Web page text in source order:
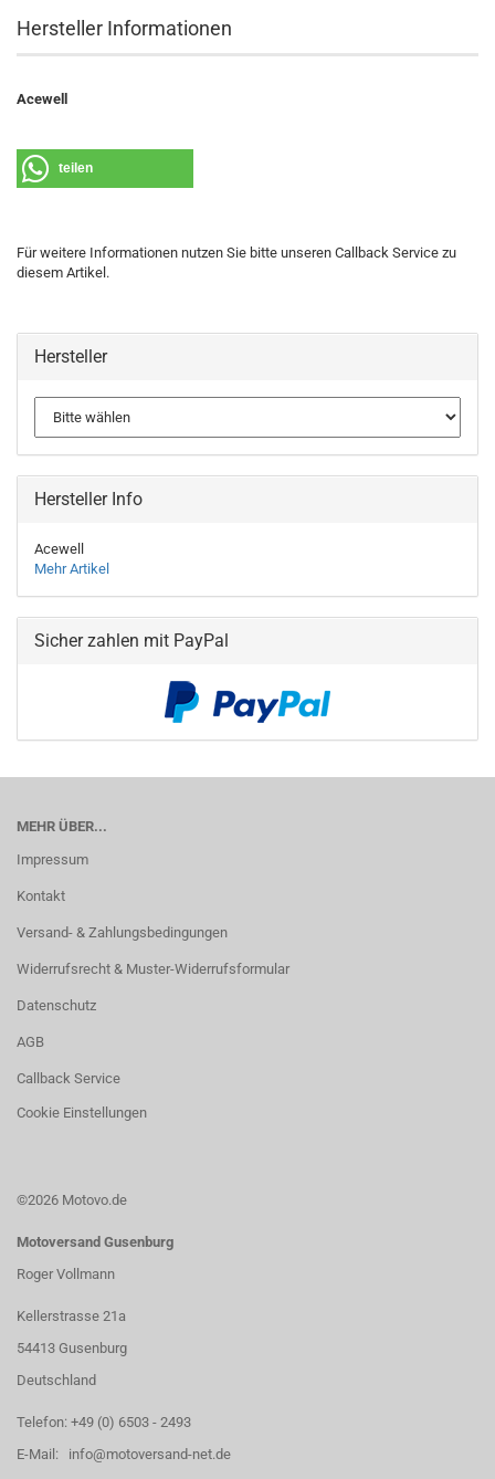
Hersteller Informationen
Acewell
teilen
Für weitere Informationen nutzen Sie bitte unseren Callback Service zu
diesem Artikel.
Hersteller
Hersteller Info
Acewell
Mehr Artikel
Sicher zahlen mit PayPal
MEHR ÜBER...
Impressum
Kontakt
Versand- & Zahlungsbedingungen
Widerrufsrecht & Muster-Widerrufsformular
Datenschutz
AGB
Callback Service
Cookie Einstellungen
©2026 Motovo.de
Motoversand Gusenburg
Roger Vollmann
Kellerstrasse 21a
54413 Gusenburg
Deutschland
Telefon: +49 (0) 6503 - 2493
E-Mail: info@motoversand-net.de